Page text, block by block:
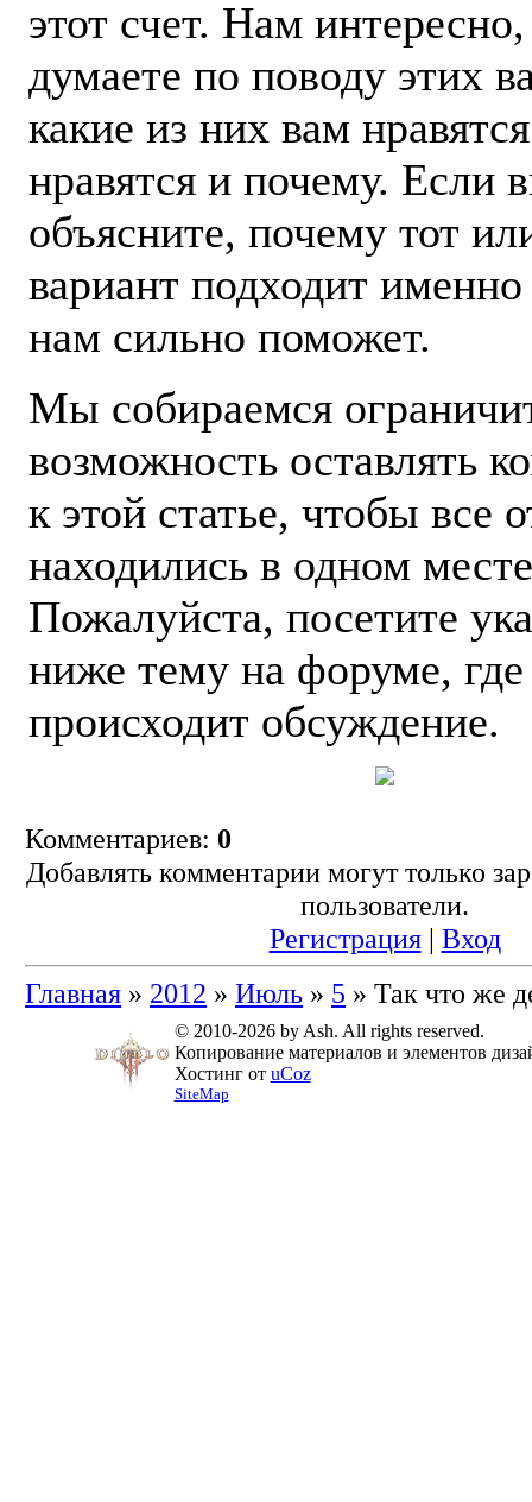
этот счет. Нам
думаете по поводу этих
какие из них вам
нравятся и почему. Если
объясните, почему тот
вариант подходит
нам сильно поможет.
Мы собираемся
возможность оставлять
к этой статье, чтобы все
находились в одном
Пожалуйста, посетите
ниже тему на форуме, где
происходит обсуждение.
Комментариев: 0
Добавлять комментарии могут только
пользователи.
Регистрация| Вход
Главная » 2012 » Июль » 5 » Так что же
© 2010-2026 by Ash. All rights reserved.
Копирование материалов и элементов
Хостинг от uCoz
SiteMap